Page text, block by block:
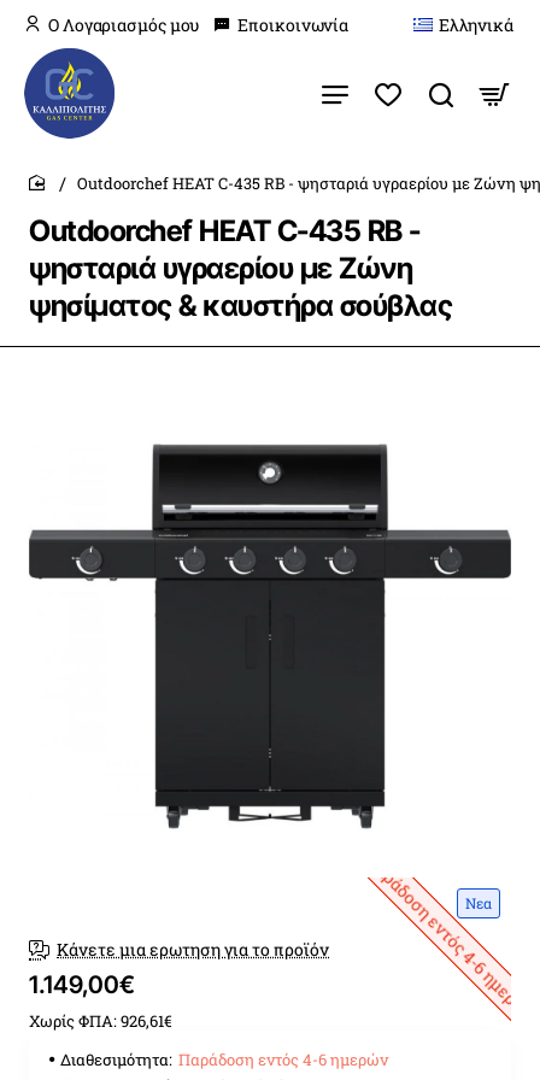
O Λογαριασμός μου Εποικοινωνία Ελληνικά
Outdoorchef HEAT C-435 RB -
ψησταριά υγραερίου με Ζώνη
ψησίματος & καυστήρα σούβλας
home
Outdoorchef HEAT C-435 RB - ψησταριά υγραερίου με Ζώνη
Νεα
Παράδοση εντός 4-6 ημερών
Κάνετε μια ερωτηση για το προϊόν
1.149,00€
Χωρίς ΦΠΑ: 926,61€
Διαθεσιμότητα: Παράδοση εντός 4-6 ημερών